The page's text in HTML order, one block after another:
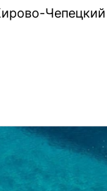
Чепецкий